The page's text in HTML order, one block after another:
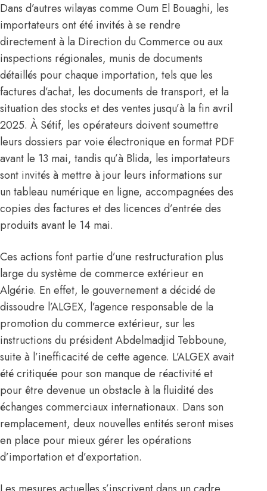
Dans d’autres wilayas comme Oum El Bouaghi, les
importateurs ont été invités à se rendre
directement à la Direction du Commerce ou aux
inspections régionales, munis de documents
détaillés pour chaque importation, tels que les
factures d’achat, les documents de transport, et la
situation des stocks et des ventes jusqu’à la fin avril
2025. À Sétif, les opérateurs doivent soumettre
leurs dossiers par voie électronique en format PDF
avant le 13 mai, tandis qu’à Blida, les importateurs
sont invités à mettre à jour leurs informations sur
un tableau numérique en ligne, accompagnées des
copies des factures et des licences d’entrée des
produits avant le 14 mai.
Ces actions font partie d’une restructuration plus
large du système de commerce extérieur en
Algérie. En effet, le gouvernement a décidé de
dissoudre l’ALGEX, l’agence responsable de la
promotion du commerce extérieur, sur les
instructions du président Abdelmadjid Tebboune,
suite à l’inefficacité de cette agence. L’ALGEX avait
été critiquée pour son manque de réactivité et
pour être devenue un obstacle à la fluidité des
échanges commerciaux internationaux. Dans son
remplacement, deux nouvelles entités seront mises
en place pour mieux gérer les opérations
d’importation et d’exportation.